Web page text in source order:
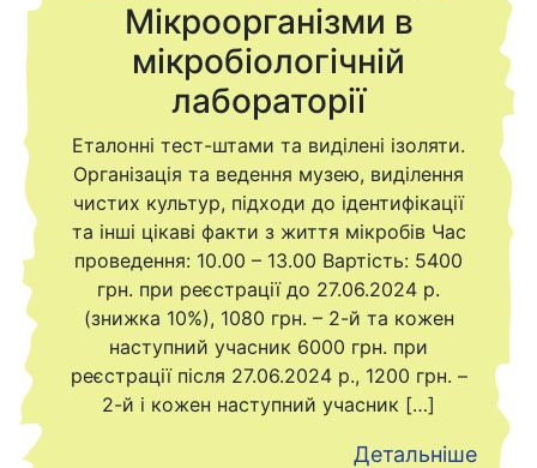
Мікроорганізми в
мікробіологічній
лабораторії
Еталонні тест-штами та виділені ізоляти.
Організація та ведення музею, виділення
чистих культур, підходи до ідентифікації
та інші цікаві факти з життя мікробів Час
проведення: 10.00 – 13.00 Вартість: 5400
грн. при реєстрації до 27.06.2024 р.
(знижка 10%), 1080 грн. – 2-й та кожен
наступний учасник 6000 грн. при
реєстрації після 27.06.2024 р., 1200 грн. –
2-й і кожен наступний учасник […]
Детальніше